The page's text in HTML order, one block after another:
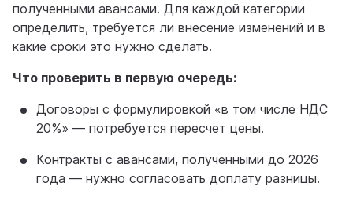
полученными авансами. Для каждой категории
определить, требуется ли внесение изменений и в
какие сроки это нужно сделать.
Что проверить в первую очередь:
Договоры с формулировкой «в том числе НДС
20%» — потребуется пересчет цены.
Контракты с авансами, полученными до 2026
года — нужно согласовать доплату разницы.